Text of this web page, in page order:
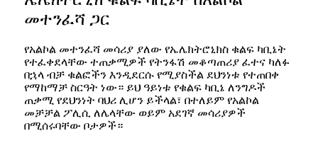
መተንፈሻ ጋር
የአልኮል መተንፈሻ መሳሪያ ያለው የኤሌክትሮኒክስ ቁልፍ ካቢኔት
የተፈቀደላቸው ተጠቃሚዎች የትንፋሽ መቆጣጠሪያ ፈተና ካለፉ
በኋላ ብቻ ቁልፎችን እንዲደርሱ የሚያስችል ደህንነቱ የተጠበቀ
የማከማቻ ስርዓት ነው። ይህ ዓይነቱ የቁልፍ ካቢኔ ለንግዶች
ጠቃሚ የደህንነት ባህሪ ሊሆን ይችላል፣ በተለይም የአልኮል
መቻቻል ፖሊሲ ለሌላቸው ወይም አደገኛ መሳሪያዎች
በሚሰሩባቸው ቦታዎች።